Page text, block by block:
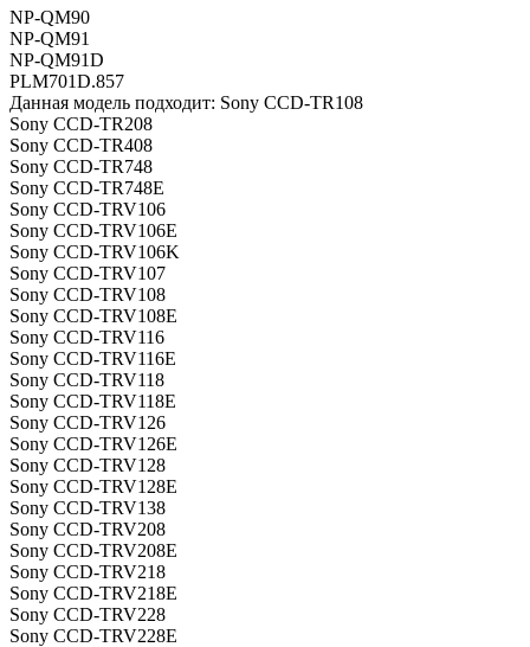
NP-QM90
NP-QM91
NP-QM91D
PLM701D.857
Данная модель подходит: Sony CCD-TR108
Sony CCD-TR208
Sony CCD-TR408
Sony CCD-TR748
Sony CCD-TR748E
Sony CCD-TRV106
Sony CCD-TRV106E
Sony CCD-TRV106K
Sony CCD-TRV107
Sony CCD-TRV108
Sony CCD-TRV108E
Sony CCD-TRV116
Sony CCD-TRV116E
Sony CCD-TRV118
Sony CCD-TRV118E
Sony CCD-TRV126
Sony CCD-TRV126E
Sony CCD-TRV128
Sony CCD-TRV128E
Sony CCD-TRV138
Sony CCD-TRV208
Sony CCD-TRV208E
Sony CCD-TRV218
Sony CCD-TRV218E
Sony CCD-TRV228
Sony CCD-TRV228E